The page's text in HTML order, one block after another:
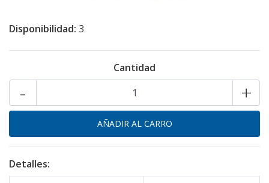
Disponibilidad: 3
Cantidad
+
-
Detalles: